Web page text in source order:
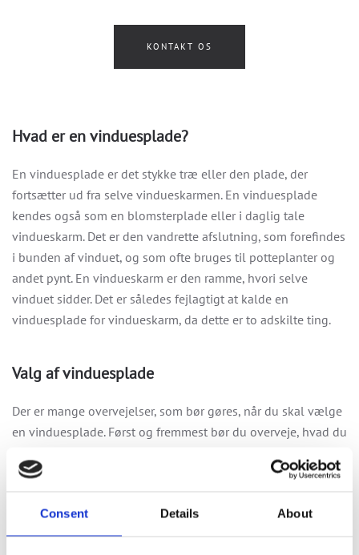
Consent Details About
KONTAKT OS
Hvad er en vinduesplade?
En vinduesplade er det stykke træ eller den plade, der
fortsætter ud fra selve vindueskarmen. En vinduesplade
kendes også som en blomsterplade eller i daglig tale
vindueskarm. Det er den vandrette afslutning, som forefindes
i bunden af vinduet, og som ofte bruges til potteplanter og
andet pynt. En vindueskarm er den ramme, hvori selve
vinduet sidder. Det er således fejlagtigt at kalde en
vinduesplade for vindueskarm, da dette er to adskilte ting.
Valg af vinduesplade
Der er mange overvejelser, som bør gøres, når du skal vælge
en vinduesplade. Først og fremmest bør du overveje, hvad du
du skal vælge, idet der er forskel på, hvad de forskellige
mdf ikke tåle fugt og er således et dårligt valg, såfremt man
ønsker at have planter stående på sin vinduesplade.